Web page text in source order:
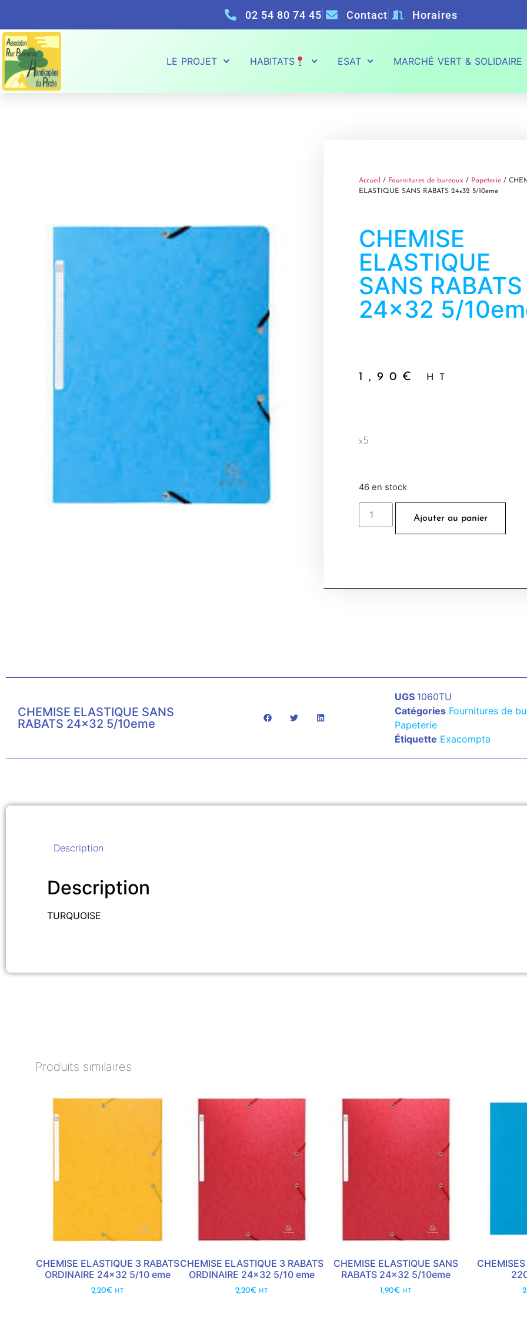
02 54 80 74 45 Contact Horaires
LE PROJET HABITATS ESAT MARCHÉ VERT & SOLIDAIRE
Accueil / Fournitures de bureaux / Papeterie /
ELASTIQUE SANS RABATS 24×32 5/10eme
CHEMISE
ELASTIQUE
SANS RABATS
24×32 5/
1,90 € HT
x5
46 en stock
Ajouter au panier
CHEMISE ELASTIQUE SANS
RABATS 24×32 5/10eme
UGS 1060TU
Catégories Fournitures de
Papeterie
Étiquette Exacompta
Description
Description
TURQUOISE
Produits similaires
CHEMISE ELASTIQUE 3 RABATS
ORDINAIRE 24×32 5/10 eme
2,20€ HT
CHEMISE ELASTIQUE 3 RABATS
ORDINAIRE 24×32 5/10 eme
2,20€ HT
CHEMISE ELASTIQUE SANS
RABATS 24×32 5/10eme
1,90€ HT